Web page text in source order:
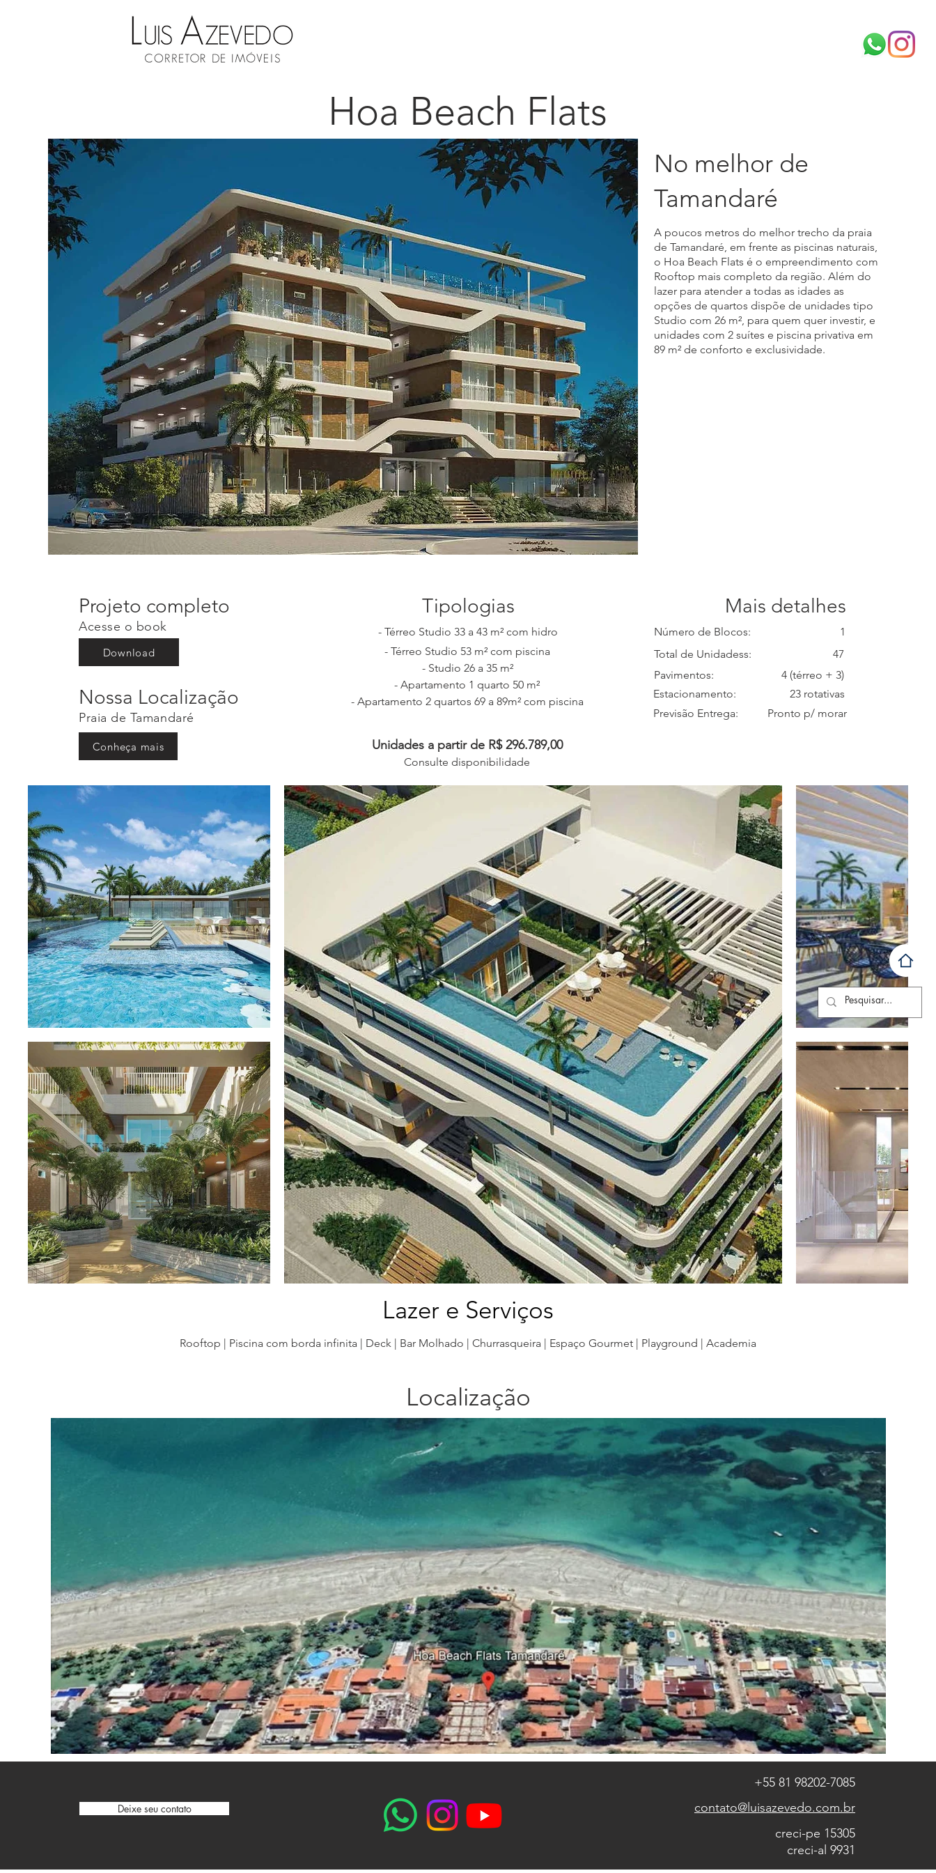
Hoa Beach Flats
No melhor de
Tamandaré
A poucos metros do melhor trecho da praia
de Tamandaré, em frente as piscinas naturais,
o Hoa Beach Flats é o empreendimento com
Rooftop mais completo da região. Além do
lazer para atender a todas as idades as
opções de quartos dispõe de unidades tipo
Studio com 26 m², para quem quer investir, e
unidades com 2 suítes e piscina privativa em
89 m² de conforto e exclusividade.
Projeto completo
Acesse o book
Download
Nossa Localização
Praia de Tamandaré
Conheça mais
Tipologias
- Térreo Studio 33 a 43 m² com hidro
- Térreo Studio 53 m² com piscina
- Studio 26 a 35 m²
- Apartamento 1 quarto 50 m²
- Apartamento 2 quartos 69 a 89m² com piscina
Unidades a partir de R$ 296.789,00
Consulte disponibilidade
Mais detalhes
Número de Blocos:
1
47
Total de Unidadess:
Pavimentos:
4 (térreo + 3)
23 rotativas
Estacionamento:
Previsão Entrega:
Pronto p/ morar
Lazer e Serviços
Rooftop | Piscina com borda infinita | Deck | Bar Molhado | Churrasqueira | Espaço Gourmet | Playground | Academia
Localização
+55 81 98202-7085
Deixe seu contato
contato@luisazevedo.com.br
creci-pe 15305
creci-al 9931